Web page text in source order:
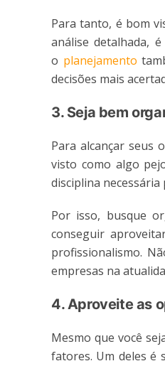
Para tanto, é bom
análise detalhada,
o planejamento
decisões mais
3. Seja bem
Para alcançar seus
visto como algo
disciplina
Por isso, busque
conseguir
profissionalismo.
empresas na
4. Aproveite as
Mesmo que você
fatores. Um deles é